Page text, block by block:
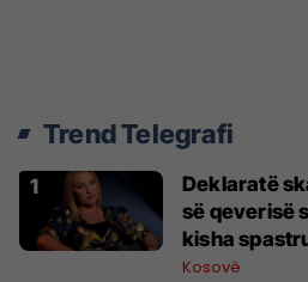
Trend Telegrafi
Deklaratë
së qeverisë
kisha
në vitin 1998
Kosovë